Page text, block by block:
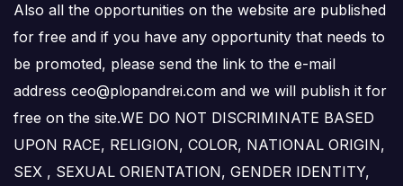
Also all the opportunities on the website are published
for free and if you have any opportunity that needs to
be promoted, please send the link to the e-mail
address ceo@plopandrei.com and we will publish it for
free on the site.WE DO NOT DISCRIMINATE BASED
UPON RACE, RELIGION, COLOR, NATIONAL ORIGIN,
SEX , SEXUAL ORIENTATION, GENDER IDENTITY,